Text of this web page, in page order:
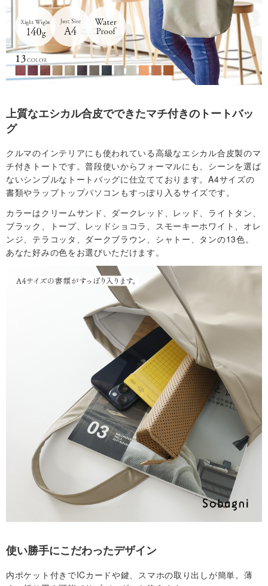
会
要
・
規
約
お
ン
上質なエシカル合皮でできたマチ付きのトートバッ
グ
クルマのインテリアにも使われている高級なエシカル合皮製のマ
チ付きトートです。普段使いからフォーマルにも、シーンを選ば
ないシンプルなトートバッグに仕立てております。A4サイズの
書類やラップトップパソコンもすっぽり入るサイズです。
カラーはクリームサンド、ダークレッド、レッド、ライトタン、
ブラック、トープ、レッドショコラ、スモーキーホワイト、オレ
ンジ、テラコッタ、ダークブラウン、シャトー、タンの13色。
あなた好みの色をお選びいただけます。
使い勝手にこだわったデザイン
内ポケット付きでICカードや鍵、スマホの取り出しが簡単。薄